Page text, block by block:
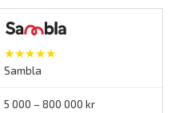
★★★★★
Sambla
5 000 – 800 000 kr